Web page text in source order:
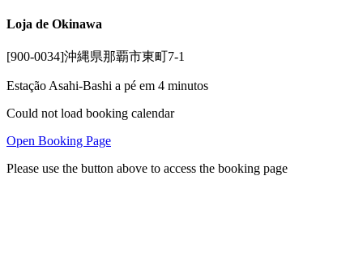
Loja de Okinawa
[900-0034]沖縄県那覇市東町7-1
Estação Asahi-Bashi a pé em 4 minutos
Could not load booking calendar
Open Booking Page
Please use the button above to access the booking page